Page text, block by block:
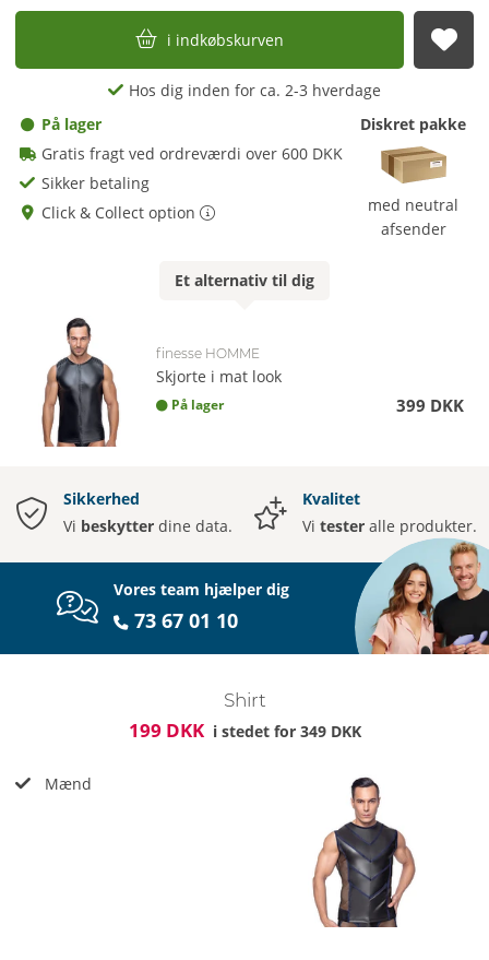
i indkøbskurven
Hos dig inden for ca. 2-3 hverdage
På lager
Gratis fragt ved ordreværdi over 600 DKK
Sikker betaling
Click & Collect option
Diskret pakke
med neutral
afsender
Et alternativ til dig
finesse HOMME
Skjorte i mat look
På lager 399 DKK
Sikkerhed
Vi beskytter dine data.
Kvalitet
Vi tester alle produkter.
Vores team hjælper dig
73 67 01 10
Shirt
199 DKK i stedet for 349 DKK
Mænd